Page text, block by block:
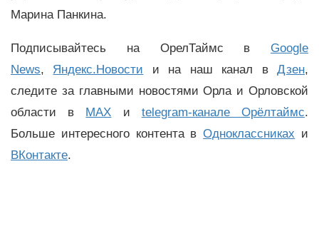
Марина Панкина.
Подписывайтесь на ОрелТаймс в Google
News, Яндекс.Новости и на наш канал вДзен,
следите за главными новостями Орла и Орловской
области в MAX и telegram-канале Орёлтаймс.
Больше интересного контента вОдноклассниках и
ВКонтакте.